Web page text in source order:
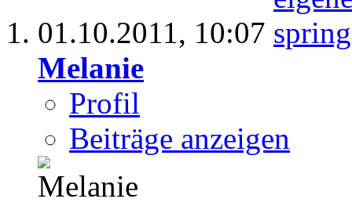
01.10.2011, 10:07
Melanie
Profil
Beiträge anzeigen